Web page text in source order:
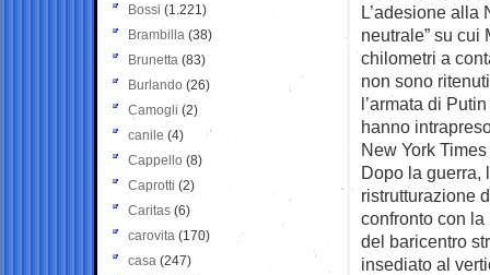
L’adesione alla
neutrale” su cui
chilometri a
non sono
l’armata di
hanno
New York
Dopo la guerra,
ristrutturazione
confronto con la
del baricentro
insediato al
Bossi (1.221)
Brambilla (38)
Brunetta (83)
Burlando (26)
Camogli (2)
canile (4)
Cappello (8)
Caprotti (2)
Caritas (6)
carovita (170)
casa (247)